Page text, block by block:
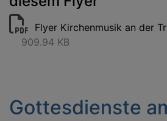
Flyer Kirchenmusik an der
909.94 KB
Gottesdienste